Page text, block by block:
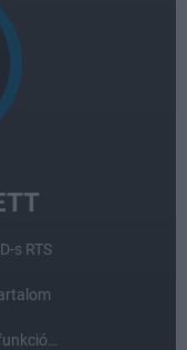
s RTS